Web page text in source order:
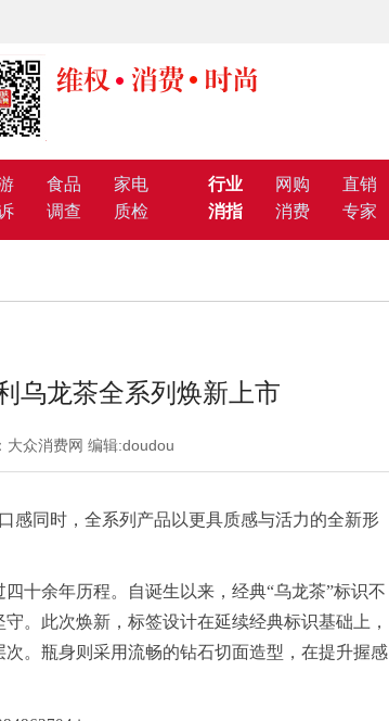
食品
家电
调查 质检
行业 网购 直销
消指
消费 专家
乌龙茶全系列焕新上市
众消费网 编辑:doudou
感同时，全系列产品以更具质感与活力的全新形
十余年历程。自诞生以来，经典“乌龙茶”标识不
。此次焕新，标签设计在延续经典标识基础上，
。瓶身则采用流畅的钻石切面造型，在提升握感